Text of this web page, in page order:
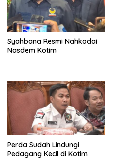
Syahbana Resmi Nahkodai
Nasdem Kotim
Perda Sudah Lindungi
Pedagang Kecil di Kotim